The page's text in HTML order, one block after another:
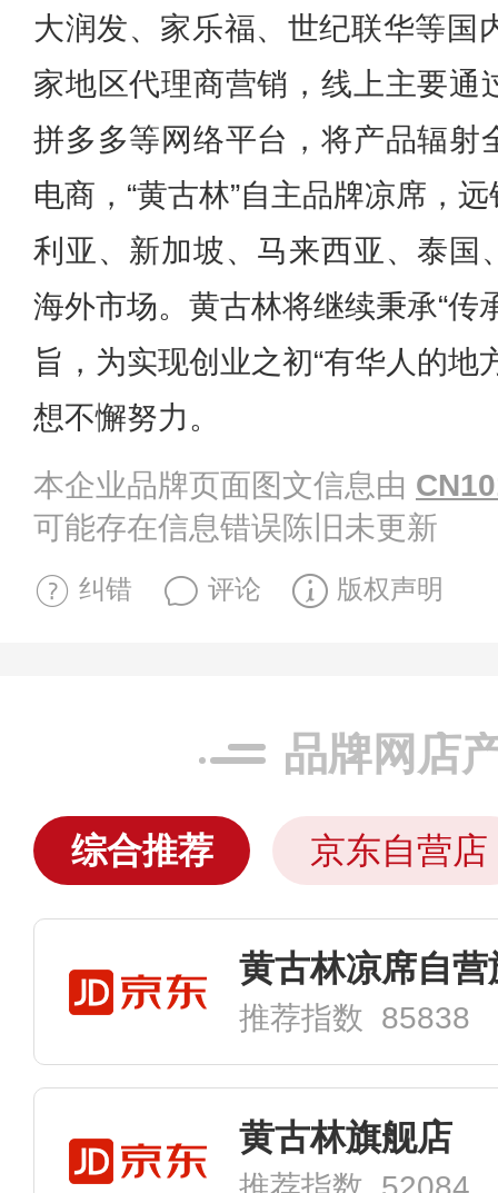
大润发、家乐福、世纪联华等国
家地区代理商营销，线上主要通
拼多多等网络平台，将产品辐射
电商，“黄古林”自主品牌凉席，
利亚、新加坡、马来西亚、泰国
海外市场。黄古林将继续秉承“传
旨，为实现创业之初“有华人的地
想不懈努力。
本企业品牌页面图文信息由
可能存在信息错误陈旧未更新
纠错 评论 版权声明
品牌网店
综合推荐 京东自营店
黄古林凉席自营
推荐指数 85838
黄古林旗舰店